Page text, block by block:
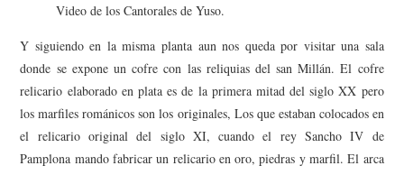
Video de los Cantorales de Yuso.
Y siguiendo en la misma planta aun nos queda por visitar una sala
donde se expone un cofre con las reliquias del san Millán. El cofre
relicario elaborado en plata es de la primera mitad del siglo XX pero
los marfiles románicos son los originales, Los que estaban colocados en
el relicario original del siglo XI, cuando el rey Sancho IV de
Pamplona mando fabricar un relicario en oro, piedras y marfil. El arca